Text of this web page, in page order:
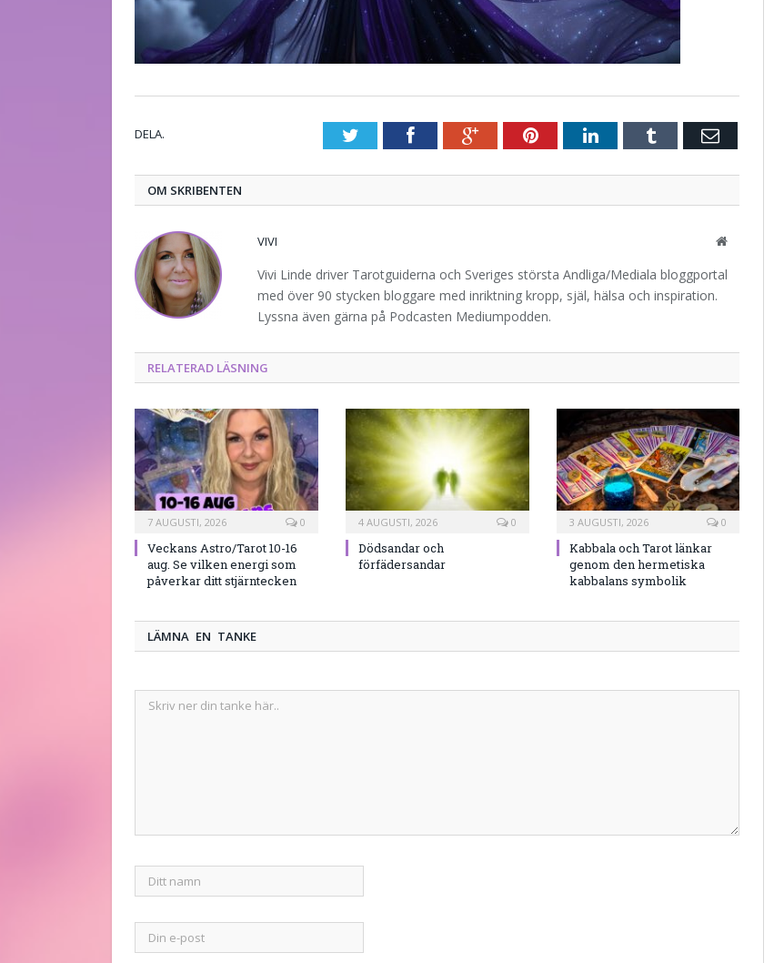
DELA. TwitterFacebookGoogle+PinterestLinkedInTumblr E-
OM SKRIBENTEN
VIVI Website
Vivi Linde driver Tarotguiderna och Sveriges största Andliga/Mediala bloggportal
med över 90 stycken bloggare med inriktning kropp, själ, hälsa och inspiration.
Lyssna även gärna på Podcasten Mediumpodden.
RELATERAD LÄSNING
7 AUGUSTI, 2026 0
Veckans Astro/Tarot 10-16
aug. Se vilken energi som
påverkar ditt stjärntecken
4 AUGUSTI, 2026 0
Dödsandar och
förfädersandar
3 AUGUSTI, 2026 0
Kabbala och Tarot länkar
genom den hermetiska
kabbalans symbolik
LÄMNA EN TANKE